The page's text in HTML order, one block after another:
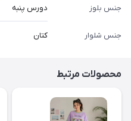
جنس بلوز دورس پنبه
جنس شلوار کتان
محصولات مرتبط